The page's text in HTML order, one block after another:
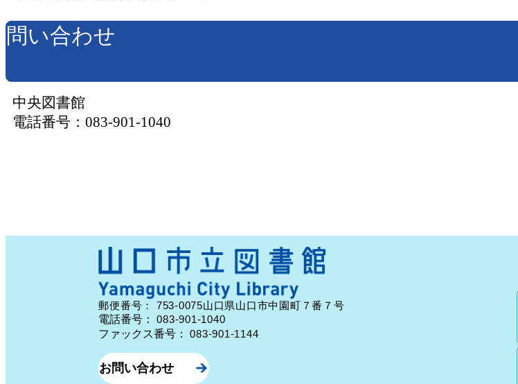
問い合わせ
中央図書館
電話番号：083-901-1040
郵便番号： 753-0075山口県山口市中園町７番７号
電話番号：083-901-1040
ファックス番号：083-901-1144
お問い合わせ